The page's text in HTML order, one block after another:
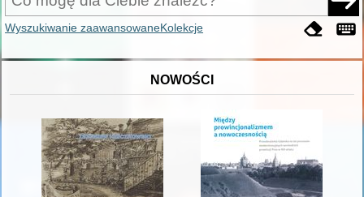
Wyszukiwanie zaawansowaneKolekcje
NOWOŚCI